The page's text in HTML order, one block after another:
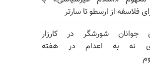
فلاسفه از ارسطو تا سارتر
جوانان شورشگر در کارزار
نه به اعدام در هفته